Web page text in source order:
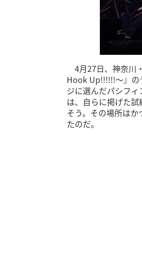
4月27日、神奈川
Hook Up!!!!!!～』の
ジに選んだパシフ
は、自らに掲げた
そう。その場所は
たのだ。